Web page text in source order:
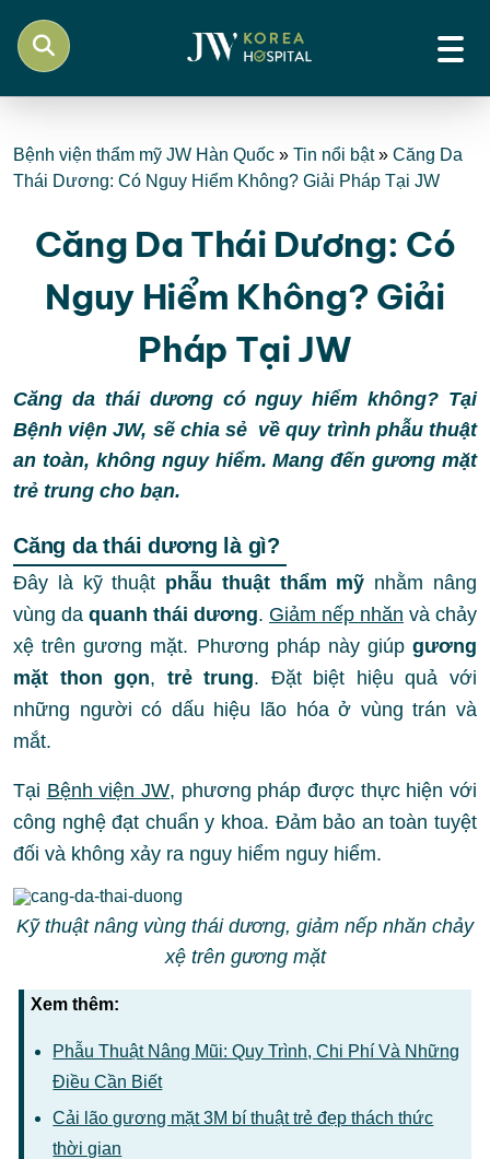
Bệnh viện thẩm mỹ JW Hàn Quốc » Tin nổi bật» Căng Da
Thái Dương: Có Nguy Hiểm Không? Giải Pháp Tại JW
Căng Da Thái Dương: Có
Nguy Hiểm Không? Giải
Pháp Tại JW
Căng da thái dương có nguy hiểm không? Tại
Bệnh viện JW, sẽ chia sẻ về quy trình phẫu thuật
an toàn, không nguy hiểm. Mang đến gương mặt
trẻ trung cho bạn.
Căng da thái dương là gì?
Đây là kỹ thuật phẫu thuật thẩm mỹ nhằm nâng
vùng da quanh thái dương. Giảm nếp nhăn và chảy
xệ trên gương mặt. Phương pháp này giúp gương
mặt thon gọn, trẻ trung. Đặt biệt hiệu quả với
những người có dấu hiệu lão hóa ở vùng trán và
mắt.
Tại Bệnh viện JW, phương pháp được thực hiện với
công nghệ đạt chuẩn y khoa. Đảm bảo an toàn tuyệt
đối và không xảy ra nguy hiểm nguy hiểm.
Kỹ thuật nâng vùng thái dương, giảm nếp nhăn chảy
xệ trên gương mặt
Xem thêm:
Phẫu Thuật Nâng Mũi: Quy Trình, Chi Phí Và Những
Điều Cần Biết
Cải lão gương mặt 3M bí thuật trẻ đẹp thách thức
thời gian